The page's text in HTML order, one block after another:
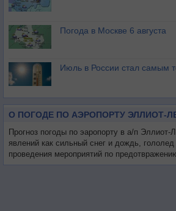
Погода в Москве 6 августа
Июль в России стал самым
О ПОГОДЕ ПО АЭРОПОРТУ ЭЛЛИОТ-
Прогноз погоды по эаропорту в а/п
явлений как сильный снег и дождь,
проведения мероприятий по